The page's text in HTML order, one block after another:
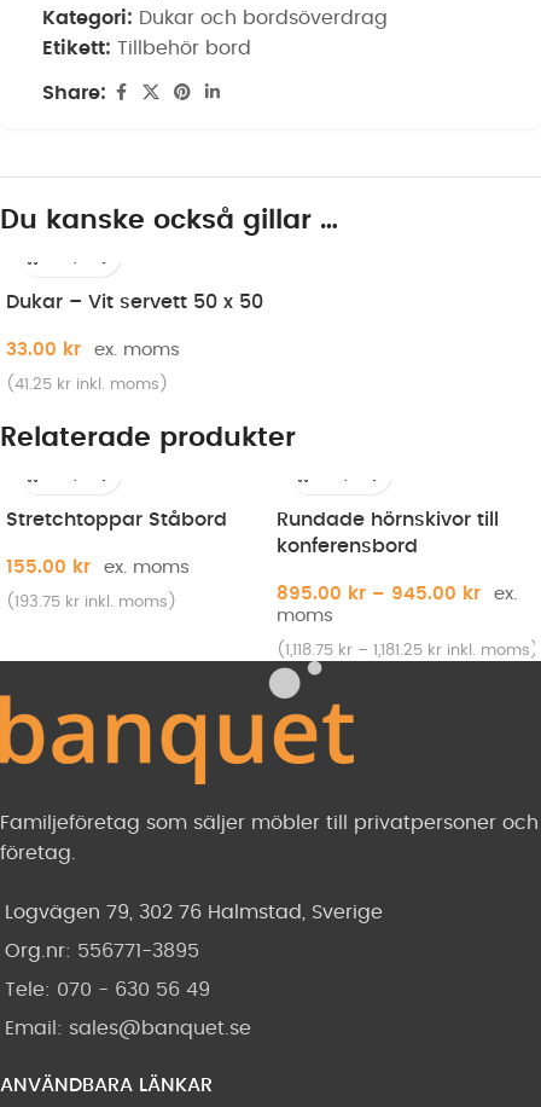
Kategori: Dukar och bordsöverdrag
Etikett: Tillbehör bord
Share:
Du kanske också gillar …
Dukar – Vit servett 50 x 50
33.00 kr
(41.25 kr inkl. moms)
Relaterade produkter
Stretchtoppar Ståbord
155.00 kr
( 193.75 kr inkl. moms)
Rundade hörnskivor till
konferensbord
895.00 kr – 945.00 kr
( 1,118.75 kr – 1,181.25 kr inkl. moms)
Familjeföretag som säljer möbler till privatpersoner och
företag.
Logvägen 79, 302 76 Halmstad, Sverige
Org.nr: 556771-3895
Tele: 070 - 630 56 49
Email: sales@banquet.se
ANVÄNDBARA LÄNKAR